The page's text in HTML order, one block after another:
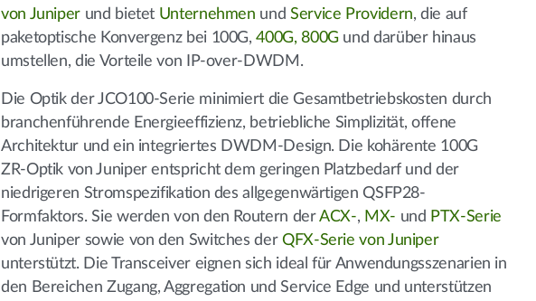
von Juniper und bietet Unternehmen und Service Providern, die auf
paketoptische Konvergenz bei 100G,400G, 800G und darüber hinaus
umstellen, die Vorteile von IP-over-DWDM.
Die Optik der JCO100-Serie minimiert die Gesamtbetriebskosten durch
branchenführende Energieeffizienz, betriebliche Simplizität, offene
Architektur und ein integriertes DWDM-Design. Die kohärente 100G
ZR-Optik von Juniper entspricht dem geringen Platzbedarf und der
niedrigeren Stromspezifikation des allgegenwärtigen QSFP28-
Formfaktors. Sie werden von den Routern derACX-, MX- und PTX-Serie
von Juniper sowie von den Switches der QFX-Serie von Juniper
unterstützt. Die Transceiver eignen sich ideal für Anwendungsszenarien in
den Bereichen Zugang, Aggregation und Service Edge und unterstützen